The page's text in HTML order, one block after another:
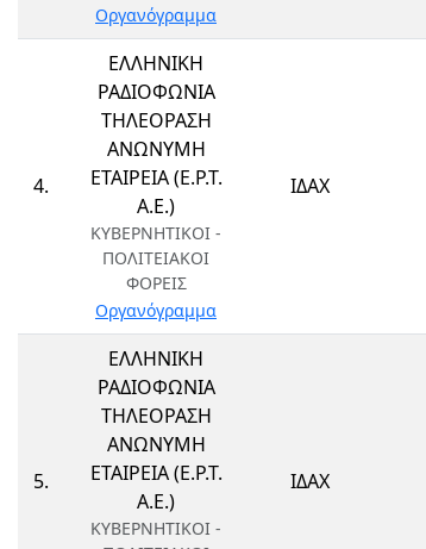
Οργανόγραμμα
4.
ΕΛΛΗΝΙΚΗ
ΡΑΔΙΟΦΩΝΙΑ
ΤΗΛΕΟΡΑΣΗ
ΑΝΩΝΥΜΗ
ΕΤΑΙΡΕΙΑ (Ε.Ρ.Τ.
Α.Ε.)
ΚΥΒΕΡΝΗΤΙΚΟΙ -
ΠΟΛΙΤΕΙΑΚΟΙ
ΦΟΡΕΙΣ
Οργανόγραμμα
ΙΔΑΧ
5.
ΕΛΛΗΝΙΚΗ
ΡΑΔΙΟΦΩΝΙΑ
ΤΗΛΕΟΡΑΣΗ
ΑΝΩΝΥΜΗ
ΕΤΑΙΡΕΙΑ (Ε.Ρ.Τ.
Α.Ε.)
ΚΥΒΕΡΝΗΤΙΚΟΙ -
ΙΔΑΧ